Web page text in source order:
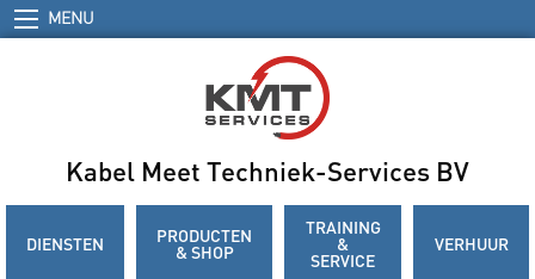
MENU
Kabel Meet Techniek-Services BV
DIENSTEN PRODUCTEN
& SHOP
TRAINING
&
SERVICE
VERHUUR